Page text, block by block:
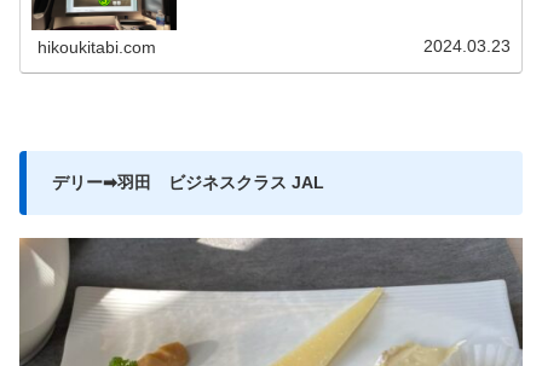
hikoukitabi.com 2024.03.23
デリー➡羽田 ビジネスクラス JAL